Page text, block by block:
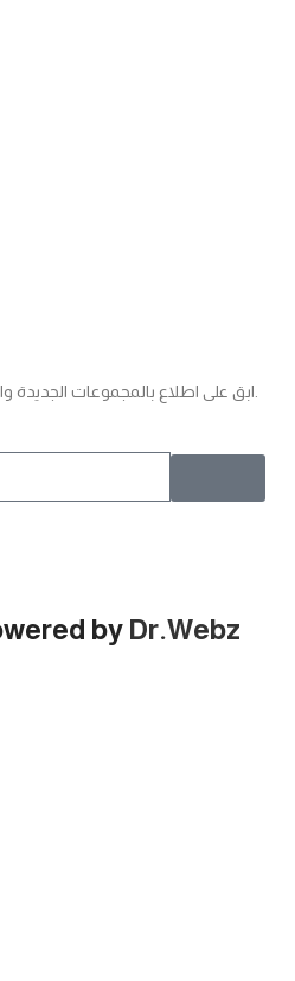
ابق على اطلاع بالمجموعات الجديدة والمنتجات والعروض الحصرية.
by Dr.Webz